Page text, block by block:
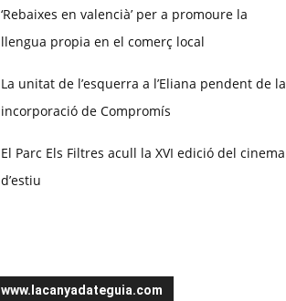
‘Rebaixes en valencià’ per a promoure la
llengua propia en el comerç local
La unitat de l’esquerra a l’Eliana pendent de la
incorporació de Compromís
El Parc Els Filtres acull la XVI edició del cinema
d’estiu
www.lacanyadateguia.com